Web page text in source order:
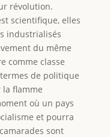
révolution.
scientifique, elles
industrialisés
du même
comme classe
de politique
la flamme
où un pays
et pourra
sont